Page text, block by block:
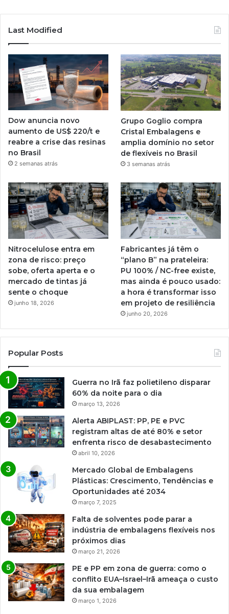
Last Modified
Dow anuncia novo
aumento de US$ 220/t e
reabre a crise das resinas
no Brasil
2 semanas atrás
Grupo Goglio compra
Cristal Embalagens e
amplia domínio no setor
de flexíveis no Brasil
3 semanas atrás
Nitrocelulose entra em
zona de risco: preço
sobe, oferta aperta e o
mercado de tintas já
sente o choque
junho 18, 2026
Fabricantes já têm o
“plano B” na prateleira:
PU 100% / NC-free existe,
mas ainda é pouco usado:
a hora é transformar isso
em projeto de resiliência
junho 20, 2026
Popular Posts
Guerra no Irã faz polietileno disparar
60% da noite para o dia
março 13, 2026
Alerta ABIPLAST: PP, PE e PVC
registram altas de até 80% e setor
enfrenta risco de desabastecimento
abril 10, 2026
Mercado Global de Embalagens
Plásticas: Crescimento, Tendências e
Oportunidades até 2034
março 7, 2025
Falta de solventes pode parar a
indústria de embalagens flexíveis nos
próximos dias
março 21, 2026
PE e PP em zona de guerra: como o
conflito EUA–Israel–Irã ameaça o custo
da sua embalagem
março 1, 2026